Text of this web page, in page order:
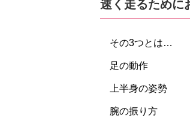
速く走るために
その3つとは…
足の動作
上半身の姿勢
腕の振り方